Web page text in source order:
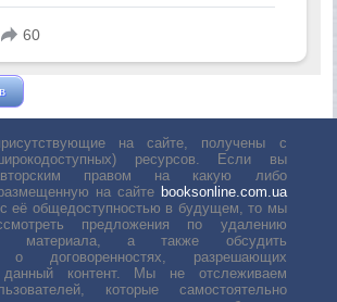
на сайте, получены с
ресурсов. Если вы
правом на какую либо
на сайте booksonline.com.ua
её общедоступностью в будущем, то мы
предложения по удалению
материала, а также обсудить
о договоренностях, разрешающих
данный контент. Мы не отслеживаем
которые самостоятельно